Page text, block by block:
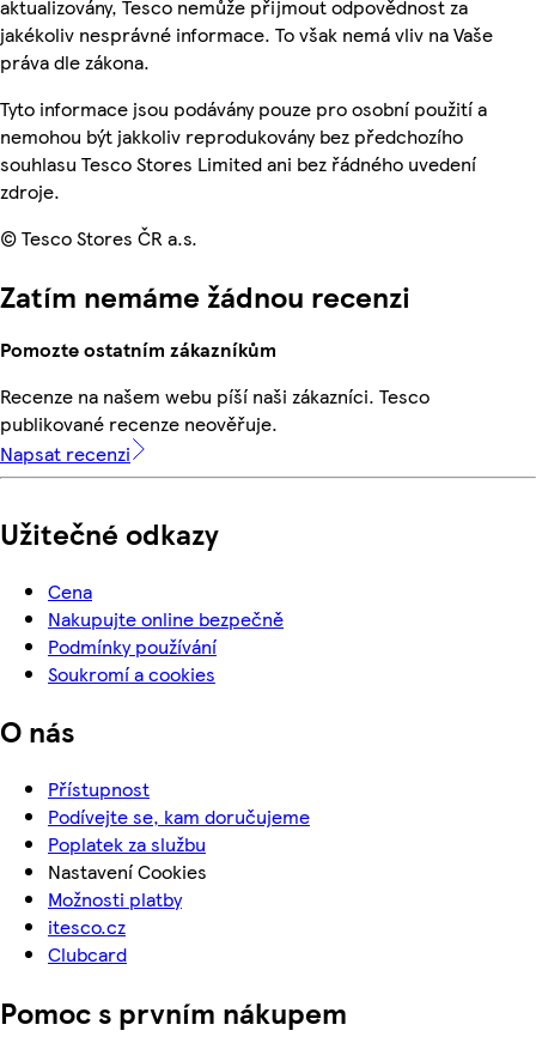
aktualizovány, Tesco nemůže přijmout odpovědnost za
jakékoliv nesprávné informace. To však nemá vliv na Vaše
práva dle zákona.
Tyto informace jsou podávány pouze pro osobní použití a
nemohou být jakkoliv reprodukovány bez předchozího
souhlasu Tesco Stores Limited ani bez řádného uvedení
zdroje.
© Tesco Stores ČR a.s.
Zatím nemáme žádnou recenzi
Pomozte ostatním zákazníkům
Recenze na našem webu píší naši zákazníci. Tesco
publikované recenze neověřuje.
Napsat recenzi
Užitečné odkazy
Cena
Nakupujte online bezpečně
Podmínky používání
Soukromí a cookies
O nás
Přístupnost
Podívejte se, kam doručujeme
Poplatek za službu
Nastavení Cookies
Možnosti platby
itesco.cz
Clubcard
Pomoc s prvním nákupem